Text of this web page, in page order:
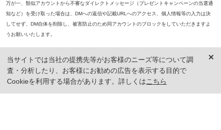
万が一、類似アカウントから不審なダイレクトメッセージ（プレゼントキャンペーンの当選通
知など）を受け取った場合は、DMへの返信や記載URLへのアクセス、個人情報等の入力は決
してせず、DM自体を削除し、被害防止のため同アカウントのブロックをしていただきますよ
うお願いいたします。
※ 掲載商品の価格は、特に記載がないかぎり、「税込価格」で表示しています。ただし、2021年3月18日以前に公開し
た記事については「本体価格（税抜）」での表示となり、 掲載価格には消費税が含まれておりませんのでご注意くだ
当サイトでは当社の提携先等がお客様のニーズ等について調
査・分析したり、お客様にお勧めの広告を表示する目的で
Cookieを利用する場合があります。詳しくはこちら